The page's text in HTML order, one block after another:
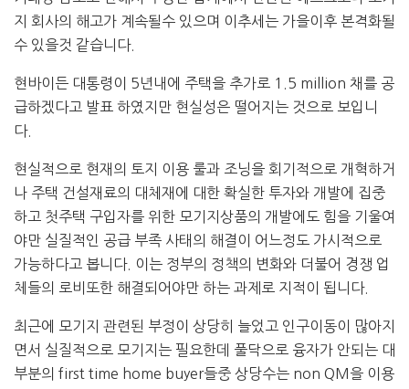
지 회사의 해고가 계속될수 있으며 이추세는 가을이후 본격화될
수 있을것 같습니다.
현바이든 대통령이 5년내에 주택을 추가로 1.5 million 채를 공
급하겠다고 발표 하였지만 현실성은 떨어지는 것으로 보입니
다.
현실적으로 현재의 토지 이용 룰과 조닝을 회기적으로 개혁하거
나 주택 건설재료의 대체재에 대한 확실한 투자와 개발에 집중
하고 첫주택 구입자를 위한 모기지상품의 개발에도 힘을 기울여
야만 실질적인 공급 부족 사태의 해결이 어느정도 가시적으로
가능하다고 봅니다. 이는 정부의 정책의 변화와 더불어 경쟁 업
체들의 로비또한 해결되어야만 하는 과제로 지적이 됩니다.
최근에 모기지 관련된 부정이 상당히 늘었고 인구이동이 많아지
면서 실질적으로 모기지는 필요한데 풀닥으로 융자가 안되는 대
부분의 first time home buyer들중 상당수는 non QM을 이용